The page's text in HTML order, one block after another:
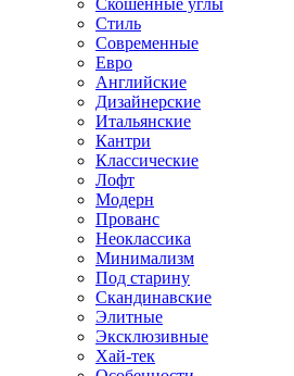
Скошенные углы
Стиль
Современные
Евро
Английские
Дизайнерские
Итальянские
Кантри
Классические
Лофт
Модерн
Прованс
Неоклассика
Минимализм
Под старину
Скандинавские
Элитные
Эксклюзивные
Хай-тек